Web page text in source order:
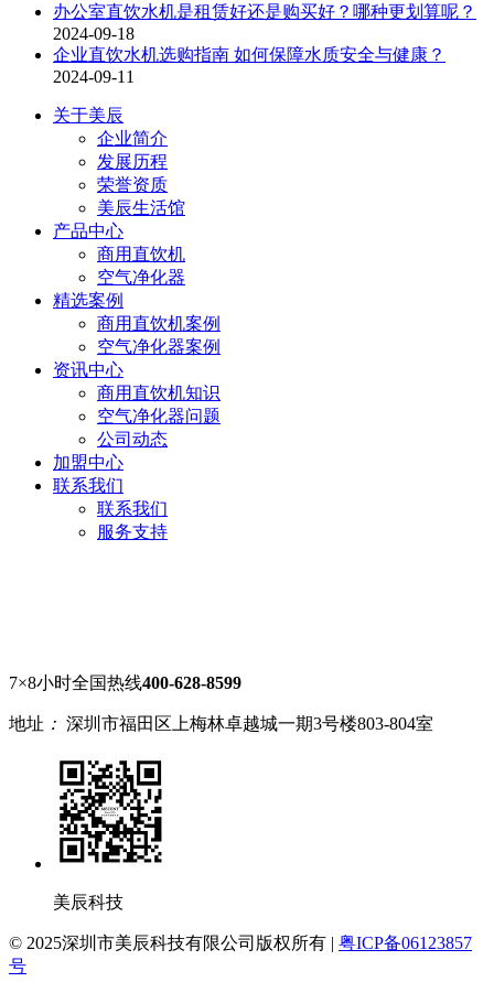
办公室直饮水机是租赁好还是购买好？哪种更划算呢？
2024-09-18
企业直饮水机选购指南 如何保障水质安全与健康？
2024-09-11
关于美辰
企业简介
发展历程
荣誉资质
美辰生活馆
产品中心
商用直饮机
空气净化器
精选案例
商用直饮机案例
空气净化器案例
资讯中心
商用直饮机知识
空气净化器问题
公司动态
加盟中心
联系我们
联系我们
服务支持
7×8小时全国热线400-628-8599
地址 ： 深圳市福田区上梅林卓越城一期3号楼803-804室
美辰科技
© 2025深圳市美辰科技有限公司版权所有 | 粤ICP备06123857
号